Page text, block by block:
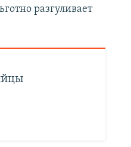
разгуливает